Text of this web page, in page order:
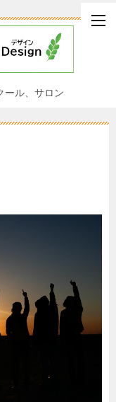
ール、サロン